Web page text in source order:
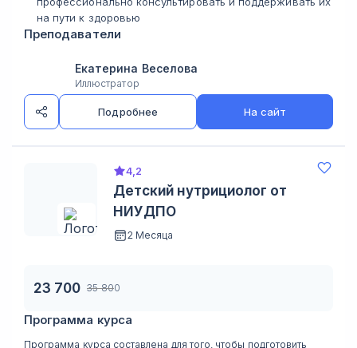
на пути к здоровью
Преподаватели
Екатерина Веселова
Иллюстратор
Подробнее На сайт
4,2
Детский нутрициолог от
НИУДПО
2 Месяца
23 700 35 800
Программа курса
Программа курса составлена для того, чтобы подготовить